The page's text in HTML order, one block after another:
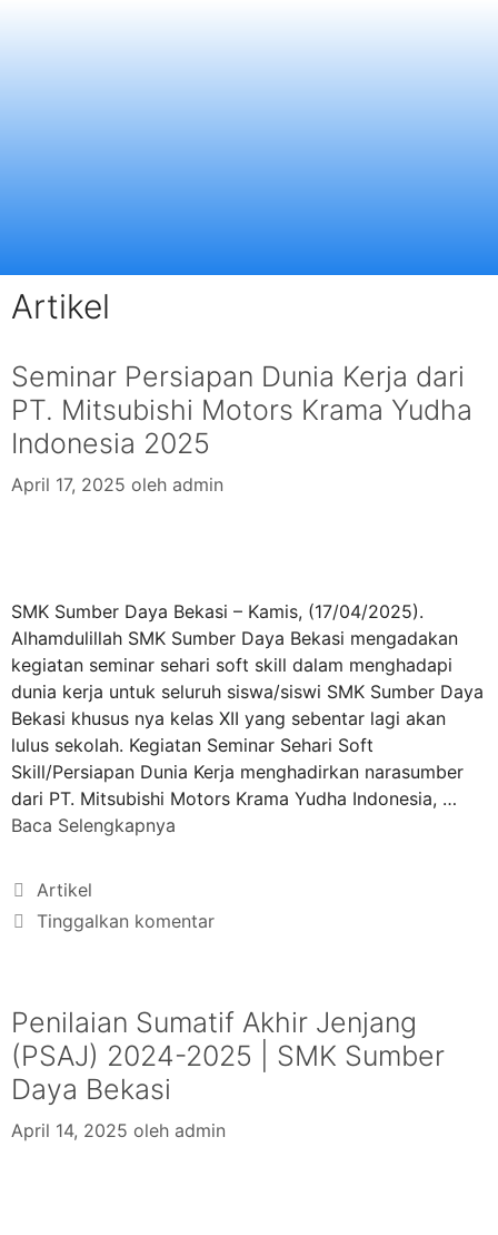
Artikel
Seminar Persiapan Dunia Kerja dari
PT. Mitsubishi Motors Krama Yudha
Indonesia 2025
April 17, 2025 oleh admin
SMK Sumber Daya Bekasi – Kamis, (17/04/2025).
Alhamdulillah SMK Sumber Daya Bekasi mengadakan
kegiatan seminar sehari soft skill dalam menghadapi
dunia kerja untuk seluruh siswa/siswi SMK Sumber Daya
Bekasi khusus nya kelas XII yang sebentar lagi akan
lulus sekolah. Kegiatan Seminar Sehari Soft
Skill/Persiapan Dunia Kerja menghadirkan narasumber
dari PT. Mitsubishi Motors Krama Yudha Indonesia, …
Baca Selengkapnya
Artikel
Tinggalkan komentar
Penilaian Sumatif Akhir Jenjang
(PSAJ) 2024-2025 | SMK Sumber
Daya Bekasi
April 14, 2025 oleh admin